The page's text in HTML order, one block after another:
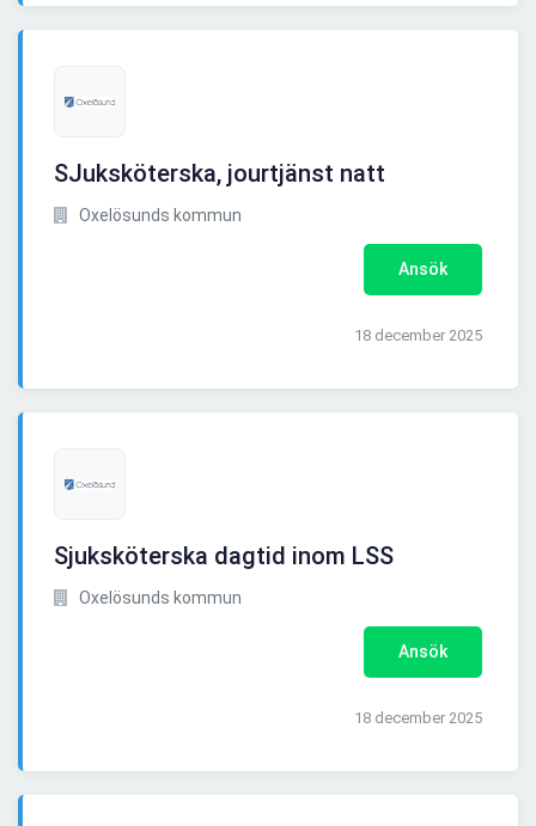
SJuksköterska, jourtjänst natt
Oxelösunds kommun
Ansök
18 december 2025
Sjuksköterska dagtid inom LSS
Oxelösunds kommun
Ansök
18 december 2025